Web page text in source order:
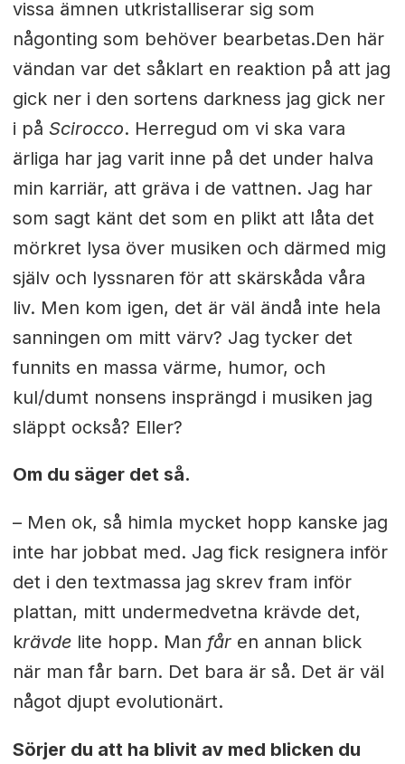
vissa ämnen utkristalliserar sig som
någonting som behöver bearbetas.Den här
vändan var det såklart en reaktion på att jag
gick ner i den sortens darkness jag gick ner
i på Scirocco. Herregud om vi ska vara
ärliga har jag varit inne på det under halva
min karriär, att gräva i de vattnen. Jag har
som sagt känt det som en plikt att låta det
mörkret lysa över musiken och därmed mig
själv och lyssnaren för att skärskåda våra
liv. Men kom igen, det är väl ändå inte hela
sanningen om mitt värv? Jag tycker det
funnits en massa värme, humor, och
kul/dumt nonsens insprängd i musiken jag
släppt också? Eller?
Om du säger det så.
– Men ok, så himla mycket hopp kanske jag
inte har jobbat med. Jag fick resignera inför
det i den textmassa jag skrev fram inför
plattan, mitt undermedvetna krävde det,
krävdelite hopp. Man får en annan blick
när man får barn. Det bara är så. Det är väl
något djupt evolutionärt.
Sörjer du att ha blivit av med blicken du